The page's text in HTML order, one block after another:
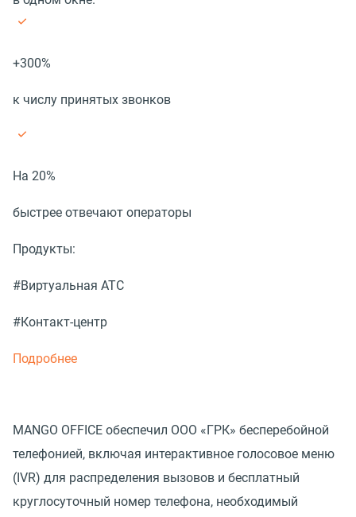
+300%
к числу принятых звонков
На 20%
быстрее отвечают операторы
Продукты:
#Виртуальная АТС
#Контакт-центр
Подробнее
MANGO OFFICE обеспечил ООО «ГРК» бесперебойной
телефонией, включая интерактивное голосовое меню
(IVR) для распределения вызовов и бесплатный
круглосуточный номер телефона, необходимый